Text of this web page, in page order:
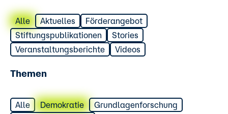
Alle Aktuelles
Förderangebot
Stiftungspublikationen
Stories
Veranstaltungsberichte
Videos
Themen
Alle Demokratie
Grundlagenforschung